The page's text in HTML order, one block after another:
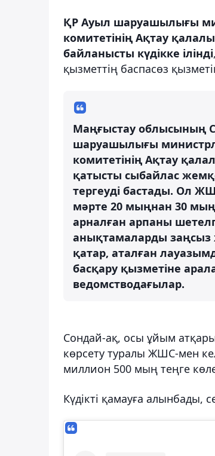
ҚР Ауыл шаруашылығы
комитетінің Ақтау
байланысты күдікке ілінді
қызметтің баспасөз
Маңғыстау облысының
шаруашылығы
комитетінің Ақтау
қатысты сыбайлас
тергеуді бастады. Ол
мәрте 20 мыңнан 30
арналған арпаны
анықтамаларды заңсыз
қатар, аталған
басқару қызметіне
ведомстводағылар.
Сондай-ақ, осы ұйым
көрсету туралы ЖШС-мен
миллион 500 мың теңге
Күдікті қамауға алынбады,